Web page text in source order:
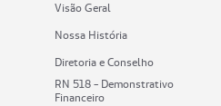
Visão Geral
Nossa História
Diretoria e Conselho
RN 518 - Demonstrativo
Financeiro